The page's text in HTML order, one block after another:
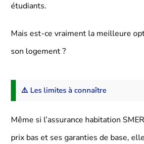
étudiants.
Mais est-ce vraiment la meilleure
son logement ?
⚠️ Les limites à connaître
Même si l’assurance habitation
prix bas et ses garanties de base,